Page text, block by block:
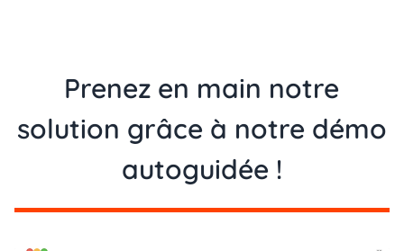
Prenez en main notre
solution grâce à notre démo
autoguidée !